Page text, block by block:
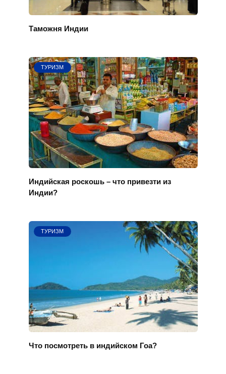
Таможня Индии
ТУРИЗМ
Индийская роскошь – что привезти из
Индии?
ТУРИЗМ
Что посмотреть в индийском Гоа?